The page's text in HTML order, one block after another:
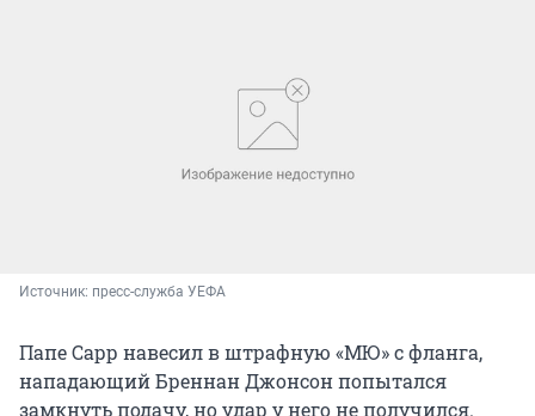
Источник: пресс-служба УЕФА
Папе Сарр навесил в штрафную «МЮ» с фланга,
нападающий Бреннан Джонсон попытался
замкнуть подачу, но удар у него не получился.